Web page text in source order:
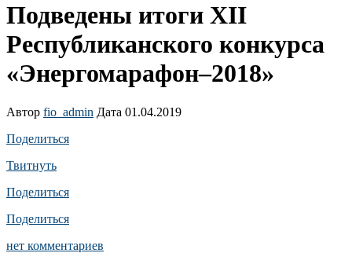
Подведены итоги XII
Республиканского конкурса
«Энергомарафон–2018»
Автор fio_admin Дата 01.04.2019
Поделиться
Твитнуть
Поделиться
Поделиться
нет комментариев